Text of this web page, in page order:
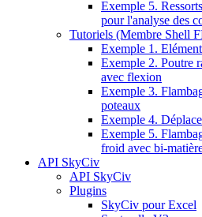
Exemple 5.
pour l'analyse des
Tutoriels (Membre Shell
Exemple 1.
Exemple 2. Poutre
avec flexion
Exemple 3.
poteaux
Exemple 4.
Exemple 5.
froid avec bi-
API SkyCiv
API SkyCiv
Plugins
SkyCiv pour Excel